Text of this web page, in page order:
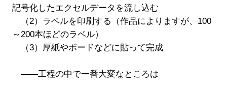
記号化したエクセルデータを流し込む
（2）ラベルを印刷する（作品によりますが、100
～200本ほどのラベル）
（3）厚紙やボードなどに貼って完成
――工程の中で一番大変なところは